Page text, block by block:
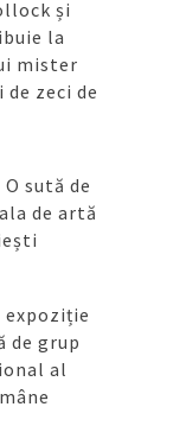
și
la
mister
zeci de
sută de
de artă
expoziție
de grup
al